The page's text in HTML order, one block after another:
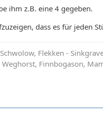
ihm z.B. eine 4 gegeben.
dass es für jeden
Flekken -
Weghorst, Finnbogason,